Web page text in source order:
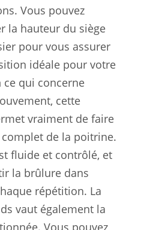
Vous pouvez
la hauteur du siège
pour vous assurer
idéale pour votre
ce qui concerne
cette
vraiment de faire
de la poitrine.
fluide et contrôlé, et
la brûlure dans
répétition. La
vaut également la
Vous pouvez